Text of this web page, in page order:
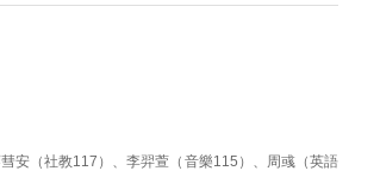
安（社教117）、李羿萱（音樂115）、周彧（英語